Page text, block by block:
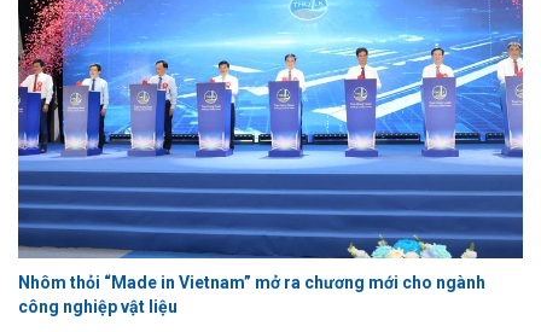
của ngành logistics Việt Nam.
Nhôm thỏi “Made in Vietnam” mở ra chương mới cho ngành
công nghiệp vật liệu